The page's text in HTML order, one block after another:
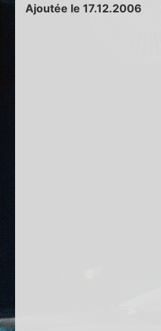
Ajoutée le 17.12.2006